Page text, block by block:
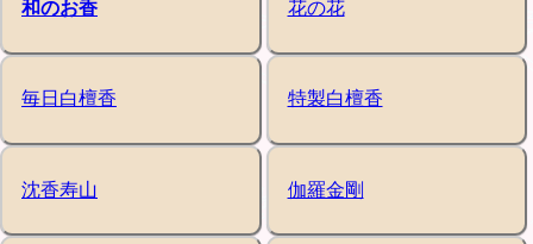
和のお香 花の花
毎日白檀香 特製白檀香
沈香寿山 伽羅金剛